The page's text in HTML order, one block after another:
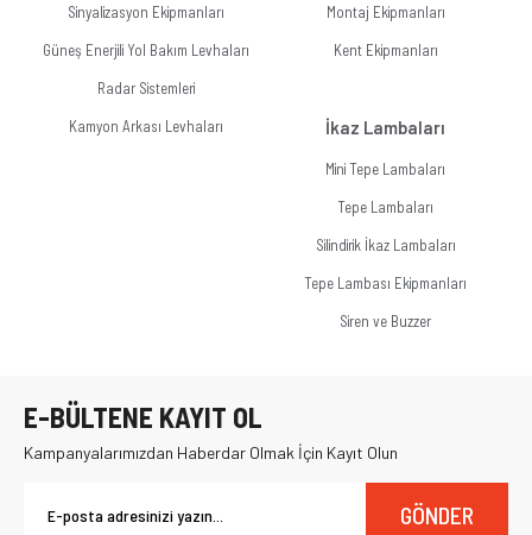
Sinyalizasyon Ekipmanları
Güneş Enerjili Yol Bakım Levhaları
Radar Sistemleri
Kamyon Arkası Levhaları
Montaj Ekipmanları
Kent Ekipmanları
İkaz Lambaları
Mini Tepe Lambaları
Tepe Lambaları
Silindirik İkaz Lambaları
Tepe Lambası Ekipmanları
Siren ve Buzzer
E-BÜLTENE KAYIT OL
Kampanyalarımızdan Haberdar Olmak İçin Kayıt Olun
GÖNDER